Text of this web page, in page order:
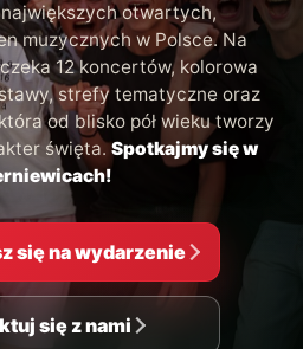
otwartych,
muzycznych w Polsce. Na
12 koncertów, kolorowa
strefy tematyczne oraz
od blisko pół wieku tworzy
święta.Spotkajmy się w
się na wydarzenie
się z nami